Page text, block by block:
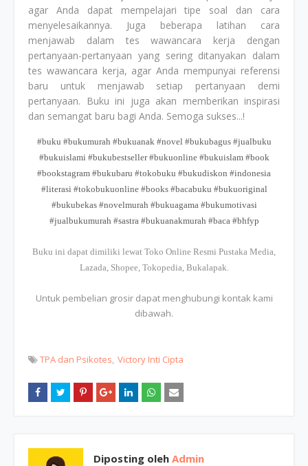
agar Anda dapat mempelajari tipe soal dan cara
menyelesaikannya. Juga beberapa latihan cara
menjawab dalam tes wawancara kerja dengan
pertanyaan-pertanyaan yang sering ditanyakan dalam
tes wawancara kerja, agar Anda mempunyai referensi
baru untuk menjawab setiap pertanyaan demi
pertanyaan. Buku ini juga akan memberikan inspirasi
dan semangat baru bagi Anda. Semoga sukses...!
#buku #bukumurah #bukuanak #novel #bukubagus #jualbuku
#bukuislami #bukubestseller #bukuonline #bukuislam #book
#bookstagram #bukubaru #tokobuku #bukudiskon #indonesia
#literasi #tokobukuonline #books #bacabuku #bukuoriginal
#bukubekas #novelmurah #bukuagama #bukumotivasi
#jualbukumurah #sastra #bukuanakmurah #baca #bhfyp
Buku ini dapat dimiliki lewat Toko Online Resmi Pustaka Media,
Lazada, Shopee, Tokopedia, Bukalapak.
Untuk pembelian grosir dapat menghubungi kontak kami
dibawah.
TPA dan Psikotes Victory Inti Cipta
Diposting oleh Admin